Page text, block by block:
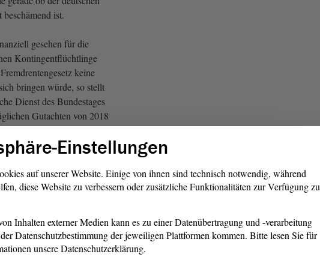
ist.
gesehen für die
Kontingentflüchtlinge
keine
bringen würde, so stellt
Dienst des Bundestages
Gutachten von 2018
finanzielle Situation der
dürfte sich auch bei einer
kaum
Kürzungsregelungen des
ist die
% zu begrenzen, sodass
weiterhin lediglich ein
der Grundsicherung
So ist die Gruppe der
Einstellungen
auf unserer Website. Einige von ihnen sind technisch notwendig, während
diese Website zu verbessern oder zusätzliche Funktionalitäten zur Verfügung zu
Inhalten externer Medien kann es zu einer Datenübertragung und -verarbeitung
Datenschutzbestimmung der jeweiligen Plattformen kommen. Bitte lesen Sie für
unsere Datenschutzerklärung.